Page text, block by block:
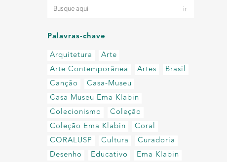
Palavras-chave
Arquitetura
Arte
Arte Contemporânea
Artes
Brasil
Canção
Casa-Museu
Casa Museu Ema Klabin
Colecionismo
Coleção
Coleção Ema Klabin
Coral
CORALUSP
Cultura
Curadoria
Desenho
Educativo
Ema Klabin